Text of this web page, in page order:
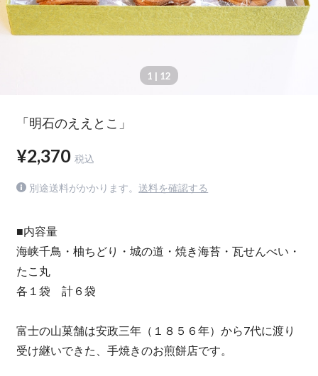
1 | 12
「明石のええとこ」
¥2,370 税込
別途送料がかかります。 送料を確認する
■内容量
海峡千鳥・柚ちどり・城の道・焼き海苔・瓦せんべい・
たこ丸
各１袋 計６袋
富士の山菓舗は安政三年（１８５６年）から7代に渡り
受け継いできた、手焼きのお煎餅店です。